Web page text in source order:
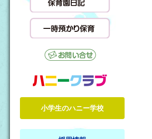
小学生のハニー学校